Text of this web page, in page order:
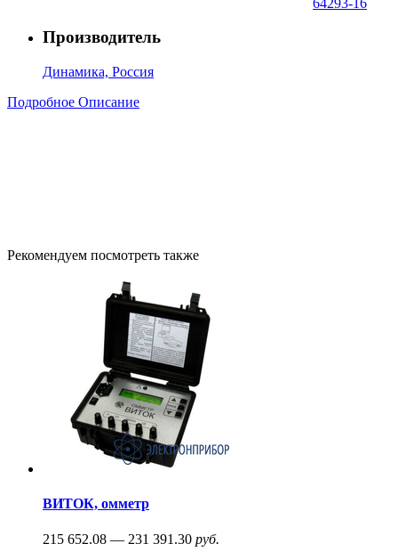
Производитель
Динамика, Россия
Подробное Описание
Рекомендуем посмотреть также
ВИТОК, омметр
215 652.08 — 231 391.30 руб.